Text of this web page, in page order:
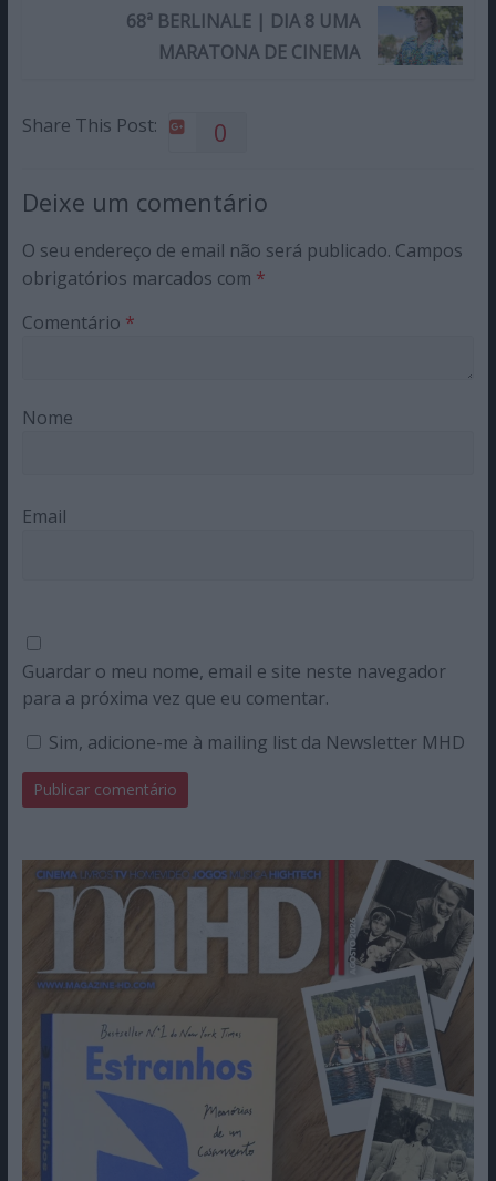
68ª BERLINALE | DIA 8 UMA
MARATONA DE CINEMA
Share This Post: 0
Deixe um comentário
O seu endereço de email não será publicado. Campos
obrigatórios marcados com *
Comentário *
Nome
Email
Guardar o meu nome, email e site neste navegador
para a próxima vez que eu comentar.
Sim, adicione-me à mailing list da Newsletter MHD